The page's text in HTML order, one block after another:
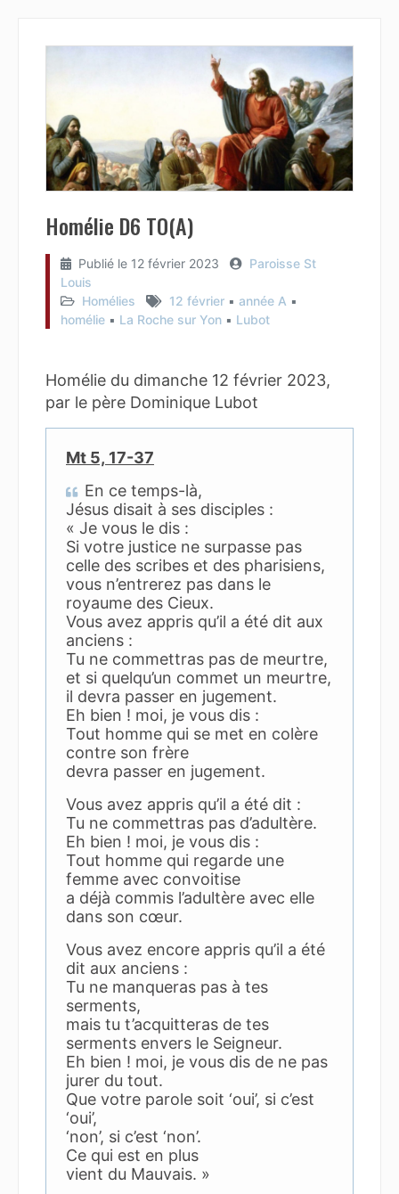
Homélie D6 TO(A)
Publié le 12 février 2023
Paroisse St
Louis
Homélies
12 février ▪︎ année A ▪︎
homélie ▪︎ La Roche sur Yon ▪︎ Lubot
Homélie du dimanche 12 février 2023,
par le père Dominique Lubot
Mt 5, 17-37
En ce temps-là,
Jésus disait à ses disciples :
« Je vous le dis :
Si votre justice ne surpasse pas
celle des scribes et des pharisiens,
vous n’entrerez pas dans le
royaume des Cieux.
Vous avez appris qu’il a été dit aux
anciens :
Tu ne commettras pas de meurtre,
et si quelqu’un commet un meurtre,
il devra passer en jugement.
Eh bien ! moi, je vous dis :
Tout homme qui se met en colère
contre son frère
devra passer en jugement.
Vous avez appris qu’il a été dit :
Tu ne commettras pas d’adultère.
Eh bien ! moi, je vous dis :
Tout homme qui regarde une
femme avec convoitise
a déjà commis l’adultère avec elle
dans son cœur.
Vous avez encore appris qu’il a été
dit aux anciens :
Tu ne manqueras pas à tes
serments,
mais tu t’acquitteras de tes
serments envers le Seigneur.
Eh bien ! moi, je vous dis de ne pas
jurer du tout.
Que votre parole soit ‘oui’, si c’est
‘oui’,
‘non’, si c’est ‘non’.
Ce qui est en plus
vient du Mauvais. »